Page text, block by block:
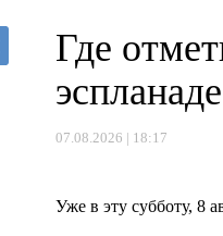
Где
07.08.2026 | 18:17
Уже в эту субботу, 8